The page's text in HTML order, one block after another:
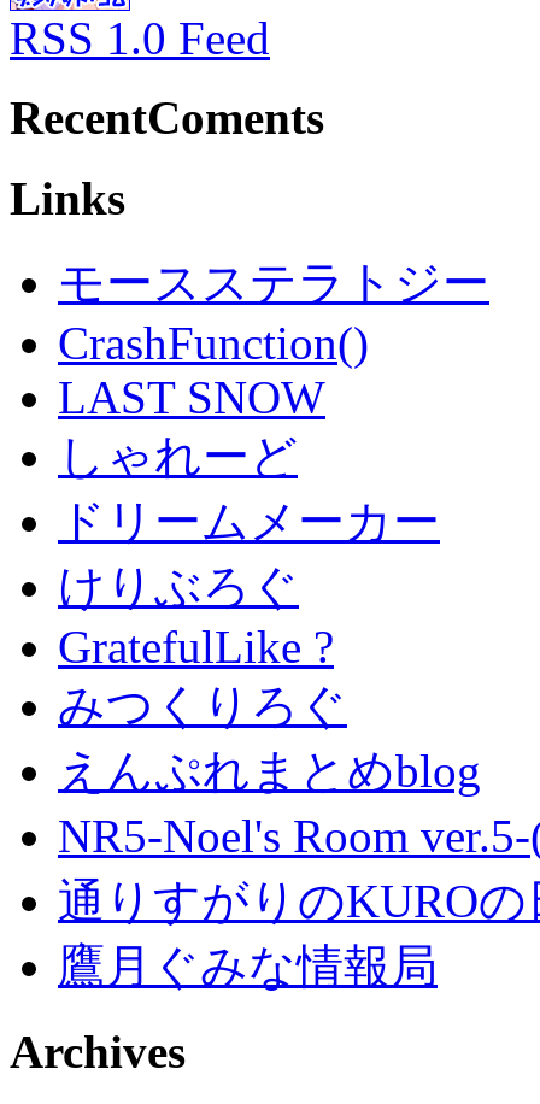
RSS 1.0 Feed
RecentComents
Links
モースステラトジー
CrashFunction()
LAST SNOW
しゃれーど
ドリームメーカー
けりぶろぐ
GratefulLike ?
みつくりろぐ
えんぷれまとめblog
NR5-Noel's Room
通りすがりのKURO
鷹月ぐみな情報局
Archives